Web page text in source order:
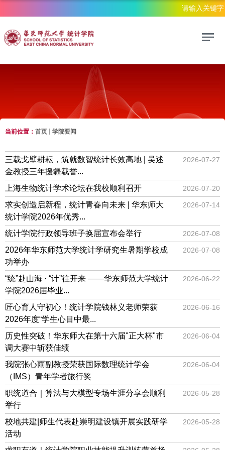
学院要闻
当前位置： 首页 学院要闻
三载戈壁耕耘，筑就数智统计长效高地 | 吴述
金教授三年援疆载誉...
2026-07-27
上海生物统计学术论坛在我校顺利召开 2026-07-20
求实创造启新程，统计青春向未来 | 华东师大
统计学院2026年优秀...
2026-07-14
统计学院行政领导班子换届宣布会举行 2026-07-08
2026年华东师范大学统计学研究生暑期学校成
功举办
2026-07-08
“统”赴山海 · “计”往开来 ——华东师范大学统计
学院2026届毕业...
2026-06-22
匠心育人守初心！统计学院钱林义老师荣获
2026年度“学生心目中最...
2026-06-16
历史性突破！华东师大在第十六届"正大杯"市
调大赛中斩获佳绩
2026-06-04
我院张心雨副教授荣获国际数理统计学会
（IMS）青年学者旅行奖
2026-06-04
职统道合｜算法与大模型专场生涯分享会顺利
举行
2026-05-28
校地共建|师生代表赴崇明建设镇开展实践研学
活动
2026-05-28